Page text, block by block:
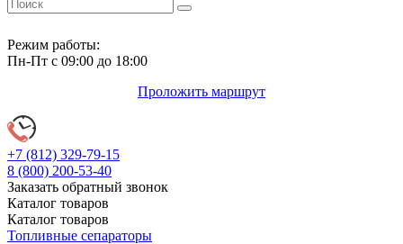
Режим работы:
Пн-Пт с 09:00 до 18:00
Проложить маршрут
+7 (812) 329-79-15
8 (800) 200-53-40
Заказать обратный звонок
Каталог товаров
Каталог товаров
Топливные сепараторы